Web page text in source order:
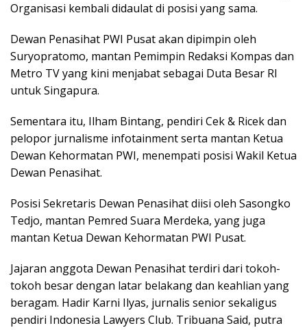
Organisasi kembali didaulat di posisi yang sama.
Dewan Penasihat PWI Pusat akan dipimpin oleh
Suryopratomo, mantan Pemimpin Redaksi Kompas dan
Metro TV yang kini menjabat sebagai Duta Besar RI
untuk Singapura.
Sementara itu, Ilham Bintang, pendiri Cek & Ricek dan
pelopor jurnalisme infotainment serta mantan Ketua
Dewan Kehormatan PWI, menempati posisi Wakil Ketua
Dewan Penasihat.
Posisi Sekretaris Dewan Penasihat diisi oleh Sasongko
Tedjo, mantan Pemred Suara Merdeka, yang juga
mantan Ketua Dewan Kehormatan PWI Pusat.
Jajaran anggota Dewan Penasihat terdiri dari tokoh-
tokoh besar dengan latar belakang dan keahlian yang
beragam. Hadir Karni Ilyas, jurnalis senior sekaligus
pendiri Indonesia Lawyers Club. Tribuana Said, putra